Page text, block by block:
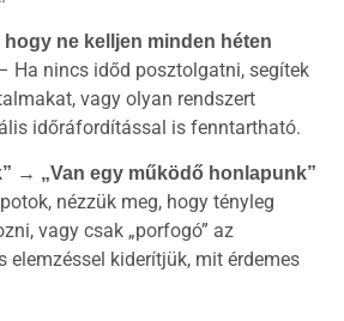
ne kelljen minden héten
Ha nincs időd posztolgatni, segítek
vagy olyan rendszert
időráfordítással is fenntartható.
→ „Van egy működő honlapunk”
nézzük meg, hogy tényleg
vagy csak „porfogó” az
elemzéssel kiderítjük, mit érdemes